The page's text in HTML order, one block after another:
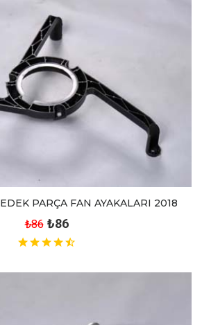
PARÇA FAN AYAKALARI 2018
₺86 ₺86